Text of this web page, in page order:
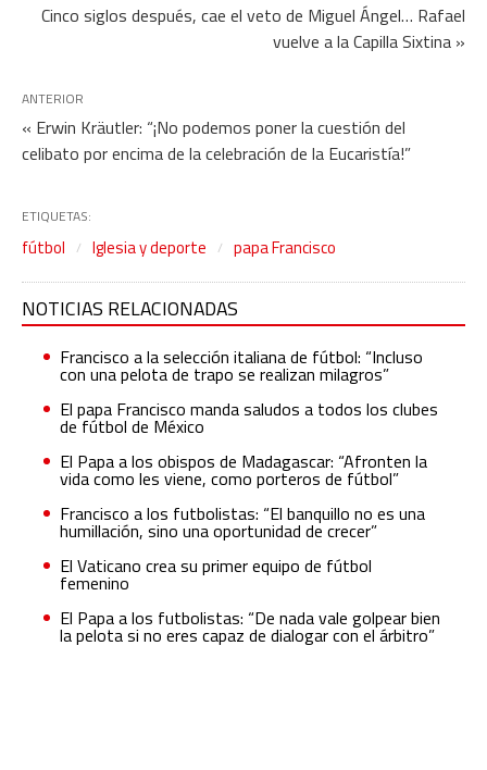
Cinco siglos después, cae el veto de Miguel Ángel… Rafael
vuelve a la Capilla Sixtina »
ANTERIOR
« Erwin Kräutler: “¡No podemos poner la cuestión del
celibato por encima de la celebración de la Eucaristía!”
ETIQUETAS:
fútbol Iglesia y deporte papa Francisco
NOTICIAS RELACIONADAS
Francisco a la selección italiana de fútbol: “Incluso
con una pelota de trapo se realizan milagros”
El papa Francisco manda saludos a todos los clubes
de fútbol de México
El Papa a los obispos de Madagascar: “Afronten la
vida como les viene, como porteros de fútbol”
Francisco a los futbolistas: “El banquillo no es una
humillación, sino una oportunidad de crecer”
El Vaticano crea su primer equipo de fútbol
femenino
El Papa a los futbolistas: “De nada vale golpear bien
la pelota si no eres capaz de dialogar con el árbitro”